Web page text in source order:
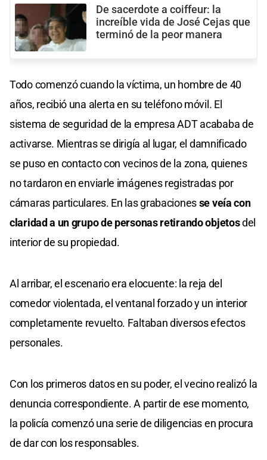
De sacerdote a coiffeur: la
increíble vida de José Cejas que
terminó de la peor manera
Todo comenzó cuando la víctima, un hombre de 40
años, recibió una alerta en su teléfono móvil. El
sistema de seguridad de la empresa ADT acababa de
activarse. Mientras se dirigía al lugar, el damnificado
se puso en contacto con vecinos de la zona, quienes
no tardaron en enviarle imágenes registradas por
cámaras particulares. En las grabacionesse veía con
claridad a un grupo de personas retirando objetosdel
interior de su propiedad.
Al arribar, el escenario era elocuente: la reja del
comedor violentada, el ventanal forzado y un interior
completamente revuelto. Faltaban diversos efectos
personales.
Con los primeros datos en su poder, el vecino realizó la
denuncia correspondiente. A partir de ese momento,
la policía comenzó una serie de diligencias en procura
de dar con los responsables.